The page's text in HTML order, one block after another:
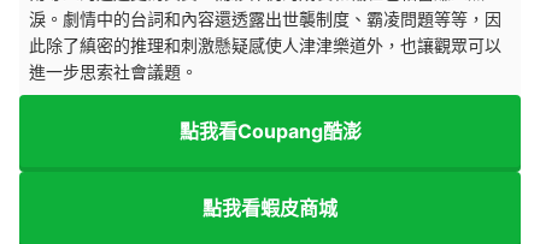
淚。劇情中的台詞和內容還透露出世襲制度、霸凌問題等等，因
此除了縝密的推理和刺激懸疑感使人津津樂道外，也讓觀眾可以
進一步思索社會議題。
點我看Coupang酷澎
點我看蝦皮商城